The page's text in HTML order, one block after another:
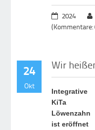
2024
(Kommentare:
24
Okt
Wir
Integrative
KiTa
Löwenzahn
ist eröffnet